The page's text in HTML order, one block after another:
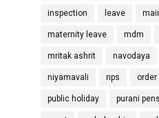
inspection leave
maternity leave mdm
mritak ashrit navodaya
niyamavali nps order
public holiday purani